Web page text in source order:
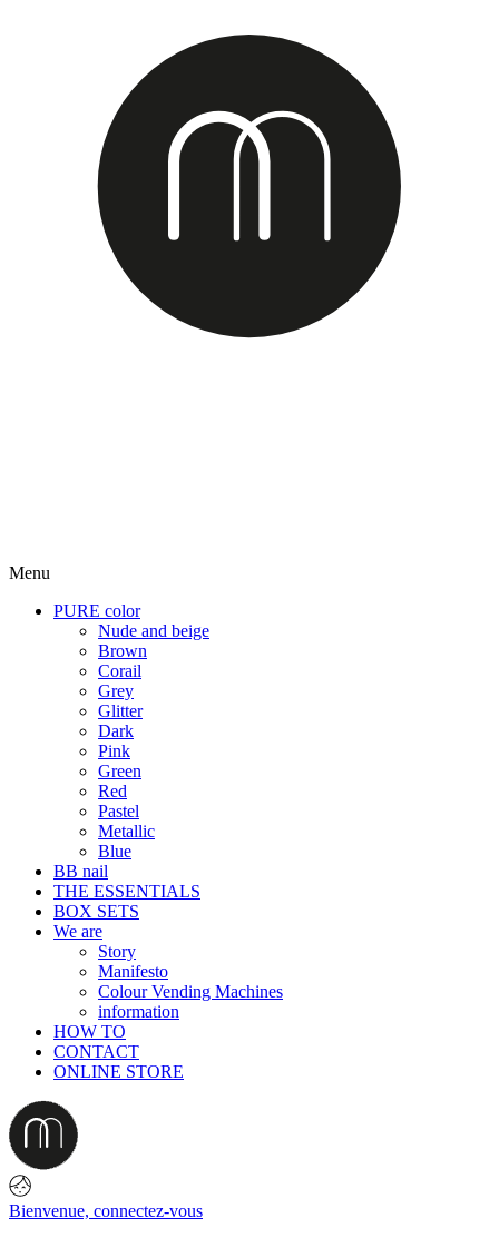
Menu
PURE color
Nude and beige
Brown
Corail
Grey
Glitter
Dark
Pink
Green
Red
Pastel
Metallic
Blue
BB nail
THE ESSENTIALS
BOX SETS
We are
Story
Manifesto
Colour Vending Machines
information
HOW TO
CONTACT
ONLINE STORE
Bienvenue, connectez-vous